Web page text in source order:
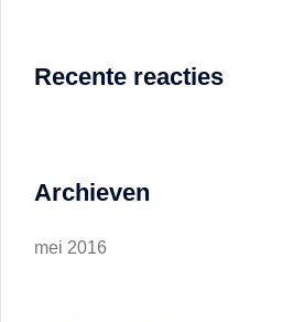
Recente reacties
Archieven
mei 2016